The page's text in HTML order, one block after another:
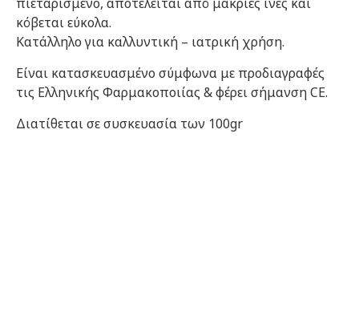
κόβεται εύκολα.
Κατάλληλο για καλλυντική – ιατρική χρήση.
Είναι κατασκευασμένο σύμφωνα με προδιαγραφές
τις Ελληνικής Φαρμακοποιίας & φέρει σήμανση CE.
Διατίθεται σε συσκευασία των 100gr